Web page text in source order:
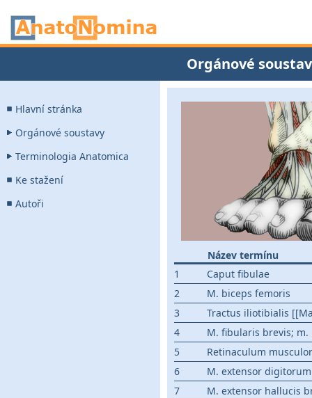
Orgánové
Hlavní stránka
Orgánové soustavy
Terminologia Anatomica
Ke stažení
Autoři
Název termínu
1
Caput fibulae
2
M. biceps femoris
3
Tractus iliotibialis
4
M. fibularis brevis;
5
Retinaculum
6
M. extensor
7
M. extensor hallucis